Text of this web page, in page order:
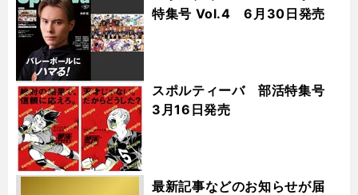
特集号 Vol.4 6月30日発売
スポルティーバ 部活特集号
3月16日発売
最新記事などのお知らせが届